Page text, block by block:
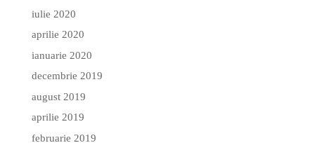
iulie 2020
aprilie 2020
ianuarie 2020
decembrie 2019
august 2019
aprilie 2019
februarie 2019